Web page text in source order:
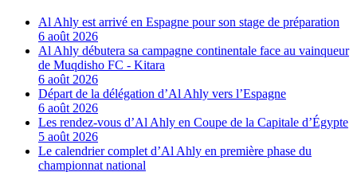
Al Ahly est arrivé en Espagne pour son stage de préparation
6 août 2026
Al Ahly débutera sa campagne continentale face au vainqueur
de Muqdisho FC - Kitara
6 août 2026
Départ de la délégation d’Al Ahly vers l’Espagne
6 août 2026
Les rendez-vous d’Al Ahly en Coupe de la Capitale d’Égypte
5 août 2026
Le calendrier complet d’Al Ahly en première phase du
championnat national